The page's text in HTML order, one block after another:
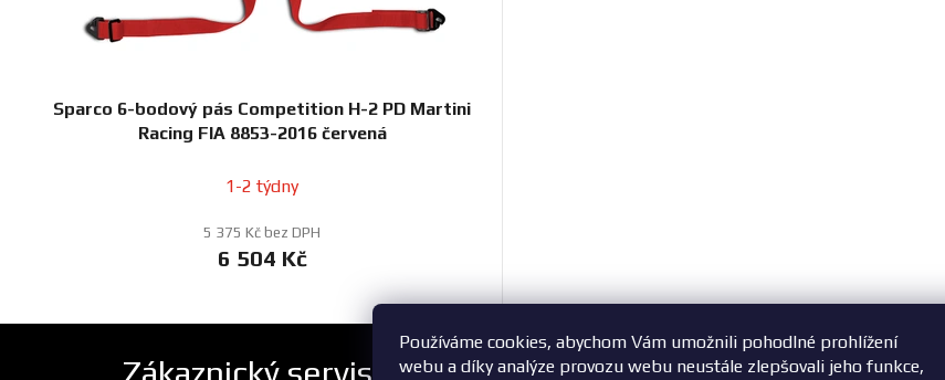
Používáme cookies, abychom Vám umožnili pohodlné prohlížení
webu a díky analýze provozu webu neustále zlepšovali jeho funkce,
Sparco 6-bodový pás Competition H-2 PD Martini
Racing FIA 8853-2016 červená
1-2 týdny
5 375 Kč bez DPH
6 504 Kč
+420 603 785 748